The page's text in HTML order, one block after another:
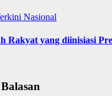
Nasional
Rakyat yang diinisiasi